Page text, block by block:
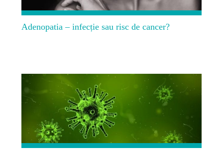
Adenopatia – infecție sau risc de cancer?